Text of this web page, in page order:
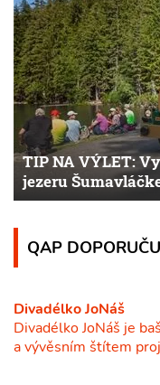
TIP NA VÝLET:
jezeru
QAP
Divadélko JoNáš
Divadélko JoNáš je
a vývěsním štítem